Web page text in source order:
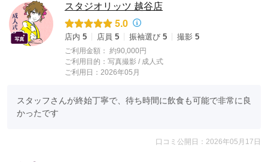
スタジオリッツ 越谷店
5.0
店内 5 店員 5 振袖選び 5 撮影 5
ご利用金額： 約90,000円
ご利用目的： 写真撮影 / 成人式
ご利用日：2026年05月
スタッフさんが終始丁寧で、待ち時間に飲食も可能で非常に良
かったです
口コミ公開日：2026年05月17日